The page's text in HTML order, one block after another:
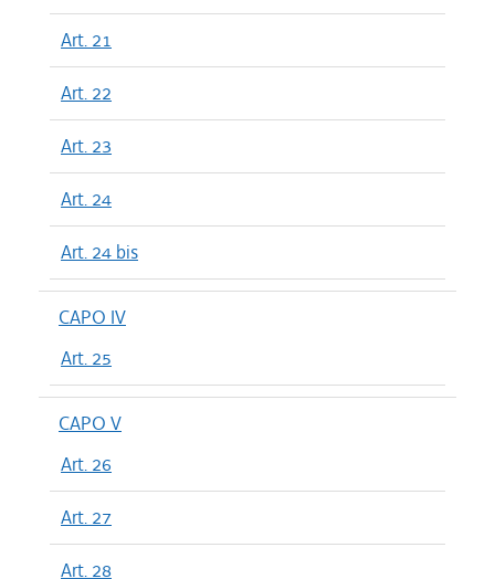
Art. 21
Art. 22
Art. 23
Art. 24
Art. 24 bis
CAPO IV
Art. 25
CAPO V
Art. 26
Art. 27
Art. 28